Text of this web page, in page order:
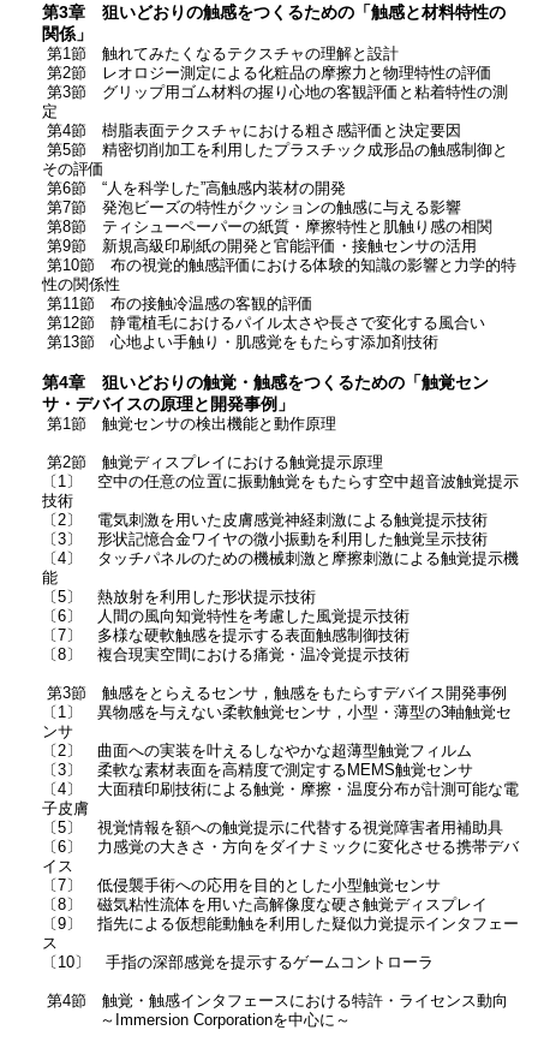
第3章 狙いどおりの触感をつくるための「触感と材料特性の
関係」
第1節 触れてみたくなるテクスチャの理解と設計
第2節 レオロジー測定による化粧品の摩擦力と物理特性の評価
第3節 グリップ用ゴム材料の握り心地の客観評価と粘着特性の測
定
第4節 樹脂表面テクスチャにおける粗さ感評価と決定要因
第5節 精密切削加工を利用したプラスチック成形品の触感制御と
その評価
第6節 “人を科学した”高触感内装材の開発
第7節 発泡ビーズの特性がクッションの触感に与える影響
第8節 ティシューペーパーの紙質・摩擦特性と肌触り感の相関
第9節 新規高級印刷紙の開発と官能評価・接触センサの活用
第10節 布の視覚的触感評価における体験的知識の影響と力学的特
性の関係性
第11節 布の接触冷温感の客観的評価
第12節 静電植毛におけるパイル太さや長さで変化する風合い
第13節 心地よい手触り・肌感覚をもたらす添加剤技術
第4章 狙いどおりの触覚・触感をつくるための「触覚セン
サ・デバイスの原理と開発事例」
第1節 触覚センサの検出機能と動作原理
第2節 触覚ディスプレイにおける触覚提示原理
〔1〕 空中の任意の位置に振動触覚をもたらす空中超音波触覚提示
技術
〔2〕 電気刺激を用いた皮膚感覚神経刺激による触覚提示技術
〔3〕 形状記憶合金ワイヤの微小振動を利用した触覚呈示技術
〔4〕 タッチパネルのための機械刺激と摩擦刺激による触覚提示機
能
〔5〕 熱放射を利用した形状提示技術
〔6〕 人間の風向知覚特性を考慮した風覚提示技術
〔7〕 多様な硬軟触感を提示する表面触感制御技術
〔8〕 複合現実空間における痛覚・温冷覚提示技術
第3節 触感をとらえるセンサ，触感をもたらすデバイス開発事例
〔1〕 異物感を与えない柔軟触覚センサ，小型・薄型の3軸触覚セ
ンサ
〔2〕 曲面への実装を叶えるしなやかな超薄型触覚フィルム
〔3〕 柔軟な素材表面を高精度で測定するMEMS触覚センサ
〔4〕 大面積印刷技術による触覚・摩擦・温度分布が計測可能な電
子皮膚
〔5〕 視覚情報を額への触覚提示に代替する視覚障害者用補助具
〔6〕 力感覚の大きさ・方向をダイナミックに変化させる携帯デバ
イス
〔7〕 低侵襲手術への応用を目的とした小型触覚センサ
〔8〕 磁気粘性流体を用いた高解像度な硬さ触覚ディスプレイ
〔9〕 指先による仮想能動触を利用した疑似力覚提示インタフェー
ス
〔10〕 手指の深部感覚を提示するゲームコントローラ
第4節 触覚・触感インタフェースにおける特許・ライセンス動向
～Immersion Corporationを中心に～